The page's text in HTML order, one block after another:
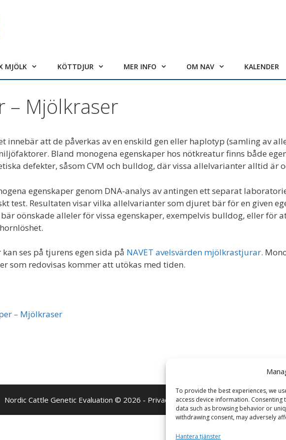
To provide the best experiences, we
access device information.
data such as browsing behavior or
withdrawing consent, may adversely
Hantera tjänster
MJÖLK KÖTTDJUR MER INFO OM NAV KALENDER
– Mjölkraser
innebär att de påverkas av en enskild gen eller haplotyp (samling av
Bland monogena egenskaper hos nötkreatur finns både
defekter, såsom CVM och bulldog, där vissa allelvarianter alltid är
egenskaper genom DNA-analys av antingen ett separat
test. Resultaten visar vilka allelvarianter som djuret bär för en given
oönskade alleler för vissa egenskaper, exempelvis bulldog, eller för
ses på tjurens egen sida på NAVET avelsvärden mjölkrastjurar.
som redovisas kommer att utökas med tiden.
– Mjölkraser
Nordic Cattle Genetic Evaluation © 2026 - Privacy Policy